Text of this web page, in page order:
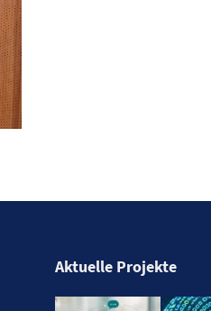
Aktuelle Projekte